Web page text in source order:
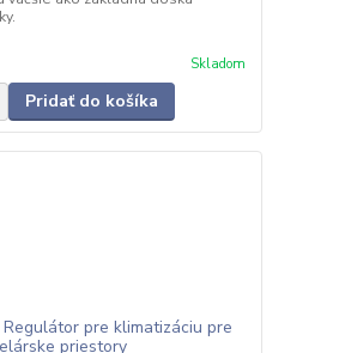
Skladom
Pridať do košíka